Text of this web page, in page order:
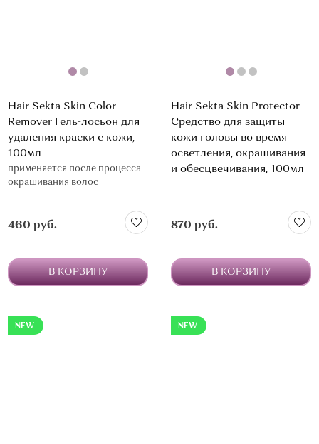
Hair Sekta Skin Color
Remover Гель-лосьон для
удаления краски с кожи,
100мл
применяется после процесса
окрашивания волос
460 руб.
В КОРЗИНУ
Hair Sekta Skin Protector
Средство для защиты
кожи головы во время
осветления, окрашивания
и обесцвечивания, 100мл
870 руб.
В КОРЗИНУ
NEW NEW